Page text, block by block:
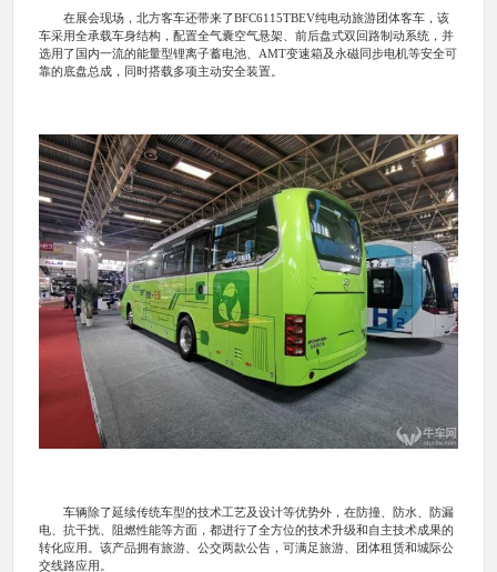
在展会现场，北方客车还带来了BFC6115TBEV纯电动旅游团体客车，该
车采用全承载车身结构，配置全气囊空气悬架、前后盘式双回路制动系统，并
选用了国内一流的能量型锂离子蓄电池、AMT变速箱及永磁同步电机等安全可
靠的底盘总成，同时搭载多项主动安全装置。
车辆除了延续传统车型的技术工艺及设计等优势外，在防撞、防水、防漏
电、抗干扰、阻燃性能等方面，都进行了全方位的技术升级和自主技术成果的
转化应用。该产品拥有旅游、公交两款公告，可满足旅游、团体租赁和城际公
交线路应用。